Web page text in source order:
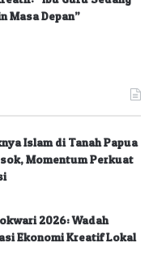
Masa Depan”
Islam di Tanah Papua
Momentum Perkuat
2026: Wadah
Ekonomi Kreatif Lokal